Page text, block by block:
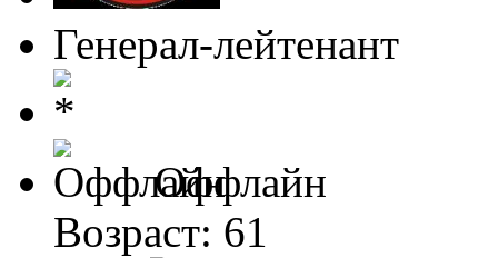
Генерал-лейтенант
Оффлайн
Возраст: 61